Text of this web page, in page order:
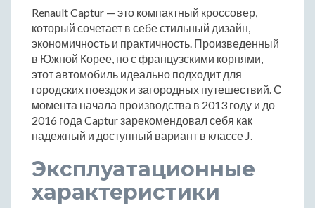
Renault Captur — это компактный кроссовер,
который сочетает в себе стильный дизайн,
экономичность и практичность. Произведенный
в Южной Корее, но с французскими корнями,
этот автомобиль идеально подходит для
городских поездок и загородных путешествий. С
момента начала производства в 2013 году и до
2016 года Captur зарекомендовал себя как
надежный и доступный вариант в классе J.
Эксплуатационные
характеристики